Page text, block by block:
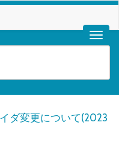
ダ変更について(2023